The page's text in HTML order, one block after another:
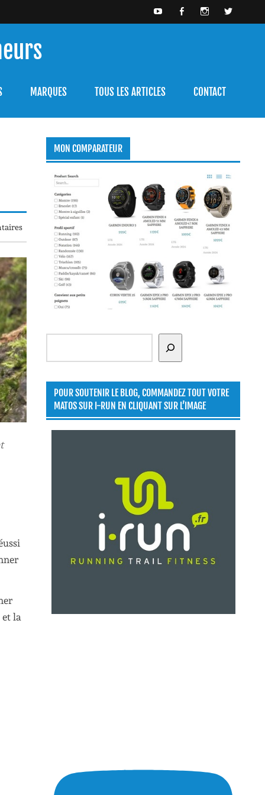
MARQUES TOUS LES ARTICLES CONTACT
la
MON COMPARATEUR
Rechercher
POUR SOUTENIR LE BLOG, COMMANDEZ TOUT VOTRE
MATOS SUR I-RUN EN CLIQUANT SUR L’IMAGE